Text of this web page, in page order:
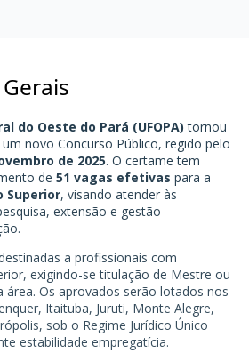
do Oeste do Pará (UFOPA) tornou
novo Concurso Público, regido pelo
de 2025. O certame tem
de 51 vagas efetivas para a
Superior, visando atender às
extensão e gestão
a profissionais com
exigindo-se titulação de Mestre ou
área. Os aprovados serão lotados nos
Itaituba, Juruti, Monte Alegre,
sob o Regime Jurídico Único
estabilidade empregatícia.